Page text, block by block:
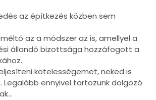
az építkezés közben sem
az a módszer az is, amellyel a
állandó bizottsága hozzáfogott a
kötelességemet, neked is
Legalább ennyivel tartozunk dolgozó